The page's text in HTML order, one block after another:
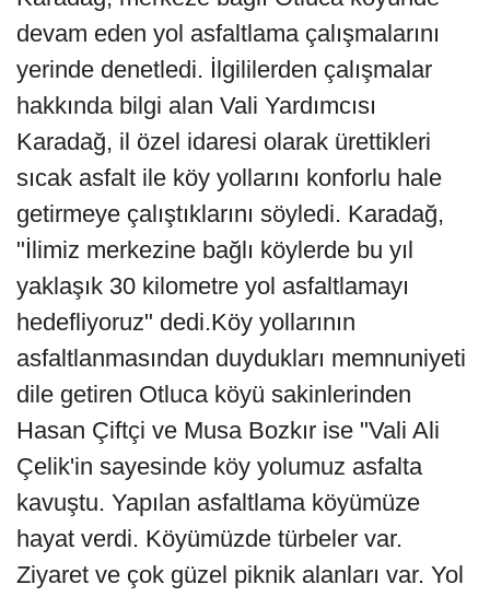
devam eden yol asfaltlama çalışmalarını
yerinde denetledi. İlgililerden çalışmalar
hakkında bilgi alan Vali Yardımcısı
Karadağ, il özel idaresi olarak ürettikleri
sıcak asfalt ile köy yollarını konforlu hale
getirmeye çalıştıklarını söyledi. Karadağ,
"İlimiz merkezine bağlı köylerde bu yıl
yaklaşık 30 kilometre yol asfaltlamayı
hedefliyoruz" dedi.Köy yollarının
asfaltlanmasından duydukları memnuniyeti
dile getiren Otluca köyü sakinlerinden
Hasan Çiftçi ve Musa Bozkır ise "Vali Ali
Çelik'in sayesinde köy yolumuz asfalta
kavuştu. Yapılan asfaltlama köyümüze
hayat verdi. Köyümüzde türbeler var.
Ziyaret ve çok güzel piknik alanları var. Yol